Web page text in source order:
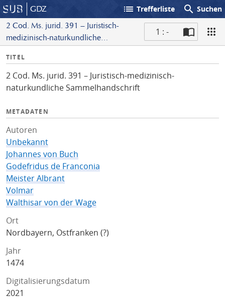
GDZ list Trefferliste search Suchen
2 Cod. Ms. jurid. 391 – Juristisch-
medizinisch-naturkundliche
1 : -
I
f
o
TITEL
2 Cod. Ms. jurid. 391 – Juristisch-medizinisch-
naturkundliche Sammelhandschrift
METADATEN
Autoren
Unbekannt
Johannes von Buch
Godefridus de Franconia
Meister Albrant
Volmar
Walthisar von der Wage
Ort
Nordbayern, Ostfranken (?)
Jahr
1474
Digitalisierungsdatum
2021